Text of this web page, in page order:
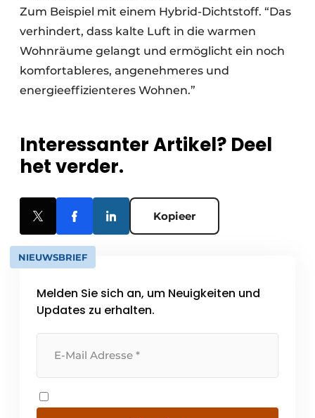
Zum Beispiel mit einem Hybrid-Dichtstoff. “Das
verhindert, dass kalte Luft in die warmen
Wohnräume gelangt und ermöglicht ein noch
komfortableres, angenehmeres und
energieeffizienteres Wohnen.”
Interessanter Artikel? Deel
het verder.
Kopieer
NIEUWSBRIEF
Melden Sie sich an, um Neuigkeiten und
Updates zu erhalten.